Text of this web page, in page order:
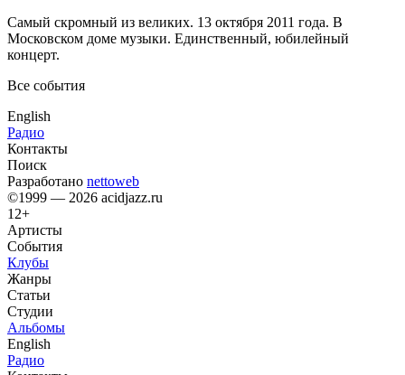
Самый скромный из великих. 13 октября 2011 года. В
Московском доме музыки. Единственный, юбилейный
концерт.
Все события
English
Радио
Контакты
Поиск
Разработано nettoweb
©1999 — 2026 acidjazz.ru
12+
Артисты
События
Клубы
Жанры
Статьи
Студии
Альбомы
English
Радио